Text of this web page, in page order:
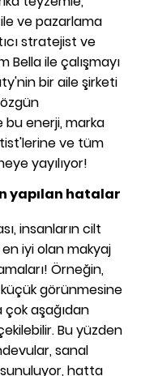
ve pazarlama
stratejist ve
Bella ile çalışmayı
bir aile şirketi
bu enerji, marka
ve tüm
yayılıyor!
yapılan hatalar
insanların cilt
iyi olan makyaj
Örneğin,
görünmesine
çok aşağıdan
Bu yüzden
sanal
hatta